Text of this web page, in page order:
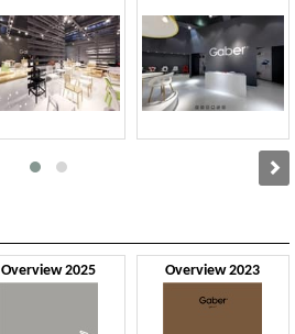
Overview 2025 Overview 2023